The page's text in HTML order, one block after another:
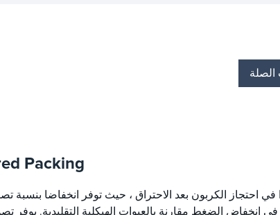
Packing
65٪ في انخفاض الضغط مقارنة بالعبوات الهيكلية التقليدية.